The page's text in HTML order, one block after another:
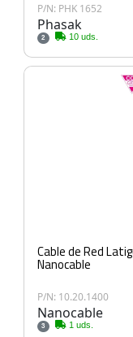
P/N: PHK 1652
Phasak
2 10 uds.
Cable de Red
Nanocable
P/N: 10.20.1400
Nanocable
3 1 uds.